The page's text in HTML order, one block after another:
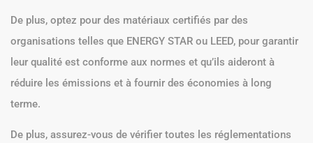
De plus, optez pour des matériaux certifiés par des
organisations telles que ENERGY STAR ou LEED, pour garantir
leur qualité est conforme aux normes et qu’ils aideront à
réduire les émissions et à fournir des économies à long
terme.
De plus, assurez-vous de vérifier toutes les réglementations